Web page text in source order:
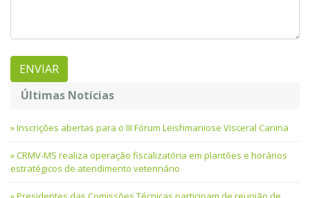
Últimas Notícias
Inscrições abertas para o III Fórum Leishmaniose Visceral Canina
CRMV-MS realiza operação fiscalizatória em plantões e horários
estratégicos de atendimento veterinário